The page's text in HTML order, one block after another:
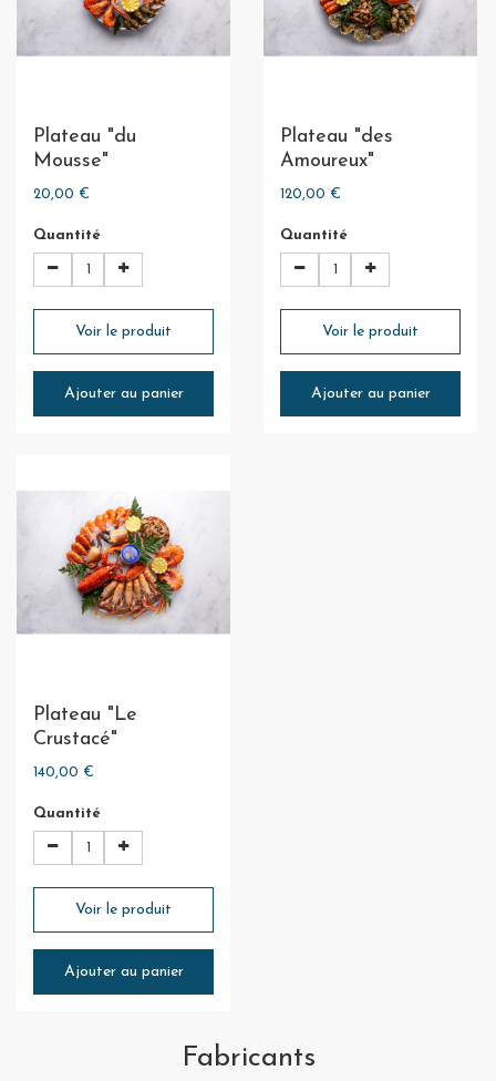
Plateau "du
Mousse"
20,00 €
Quantité
Voir le produit
Ajouter au panier
Plateau "des
Amoureux"
120,00 €
Quantité
Voir le produit
Ajouter au panier
Plateau "Le
Crustacé"
140,00 €
Quantité
Voir le produit
Ajouter au panier
Fabricants